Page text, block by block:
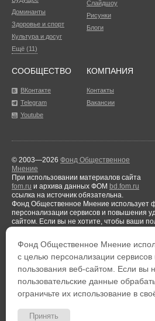
Доминанты
Здоровье и спорт
Культура и досуг
Ещё (11)
Слайдшоу
Рисунки
Блоги
СООБЩЕСТВО
ВКонтакте
Telegram
Youtube
КОМПАНИЯ
Контакты
Вакансии
© 2003—2026 Фонд Общественное
Мнение
При использовании материалов сайта
fom.ru и архива данных ФОМ bd.fom.ru
ссылка на источник обязательна.
Фонд Общественное Мнение использует
персонализации сервисов и повышения
сайтом. Если вы не хотите, чтобы ваши
Результаты аудиторской проверкиза
2021 года.
Тел. +7 (495) 653-82-32
Тел. 8 (800)
Факс: +7 (495) 653-82-02
Обратная связь
конфиденциальности
Фонд Общественное Мнение
с целью персонализации
пользования веб-сайтом. Если вы
пользовательские данные
ограничьте их использование в
Принять